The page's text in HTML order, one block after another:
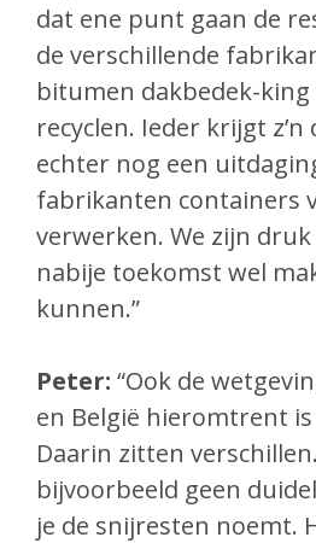
dat ene punt gaan de
de verschillende
bitumen dakbedek-
recyclen. Ieder krijgt z’n
echter nog een
fabrikanten containers
verwerken. We zijn
nabije toekomst wel
kunnen.”
Peter: “Ook de
en België hieromtrent
Daarin zitten
bijvoorbeeld geen
je de snijresten noemt.